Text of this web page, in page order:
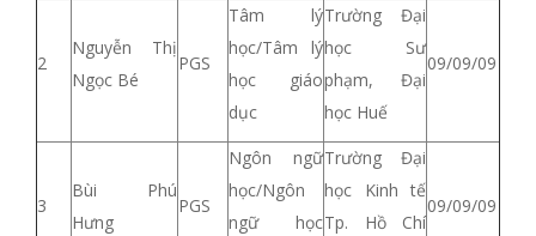
2
Nguyễn Thị
Ngọc Bé
PGS
Tâm lý
học/Tâm lý
học giáo
dục
Trường Đại
học Sư
phạm, Đại
học Huế
09/09/09
3
Bùi Phú
Hưng
PGS
Ngôn ngữ
học/Ngôn
ngữ học
Trường Đại
học Kinh tế
Tp. Hồ Chí
09/09/09